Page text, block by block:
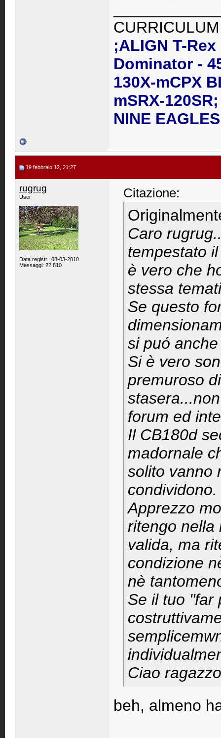
;ALIGN T-Rex
Dominator -
130X-mCPX
mSRX-
NINE
19 febbraio 12, 21:27
rugrug
User
Data registr.: 08-03-2010
Messaggi: 22.810
Citazione:
Caro
tempestato
è vero che
stessa
Se questo
si puó
Si è vero
premuroso
forum ed
Il CB180d
madornale
solito vanno
condividono.
Apprezzo
ritengo nella
valida, ma
condizione
nè
Se il tuo "far
Ciao
beh, almeno